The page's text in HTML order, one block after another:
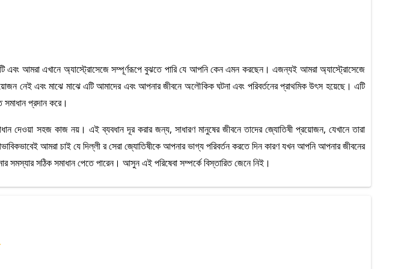
এবং আমরা এখানে অ্যাস্ট্রোসেজে সম্পূর্ণরূপে বুঝতে পারি যে আপনি কেন এমন করছেন। এজন্যই আমরা অ্যাস্ট্রোসেজে
নেই এবং মাঝে মাঝে এটি আমাদের এবং আপনার জীবনে অলৌকিক ঘটনা এবং পরিবর্তনের প্রাথমিক উৎস হয়েছে। এটি
প্রদান করে।
দেওয়া সহজ কাজ নয়। এই ব্যবধান দূর করার জন্য, সাধারণ মানুষের জীবনে তাদের জ্যোতিষী প্রয়োজন, যেখানে তারা
আমরা চাই যে দিল্লী র সেরা জ্যোতিষীকে আপনার ভাগ্য পরিবর্তন করতে দিন কারণ যখন আপনি আপনার জীবনের
সমস্যার সঠিক সমাধান পেতে পারেন। আসুন এই পরিষেবা সম্পর্কে বিস্তারিত জেনে নিই।